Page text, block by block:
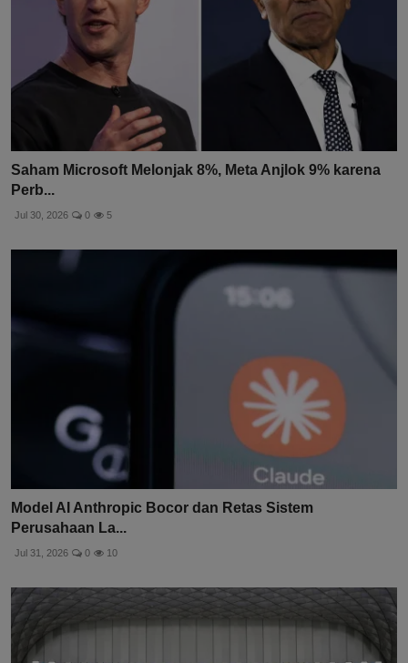
Saham Microsoft Melonjak 8%, Meta Anjlok 9% karena
Perb...
Jul 30, 2026 0 5
Model AI Anthropic Bocor dan Retas Sistem
Perusahaan La...
Jul 31, 2026 0 10